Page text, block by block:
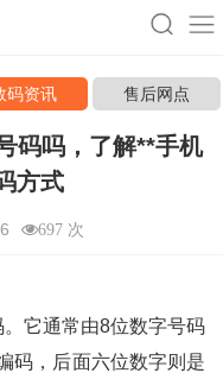
码资讯 售后网点
码吗，了解**手机
方式
697 次
它通常由8位数字号码
码，后面六位数字则是